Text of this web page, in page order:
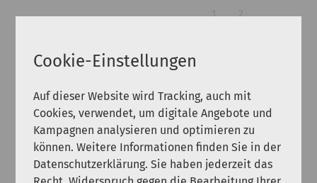
1 2
10 11 12 13 14
17 18 19 20 21 22 23
24 26 29
31
Cookie-Einstellungen
Auf dieser Website wird Tracking, auch mit
Cookies, verwendet, um digitale Angebote und
Kampagnen analysieren und optimieren zu
können. Weitere Informationen finden Sie in der
Datenschutzerklärung. Sie haben jederzeit das